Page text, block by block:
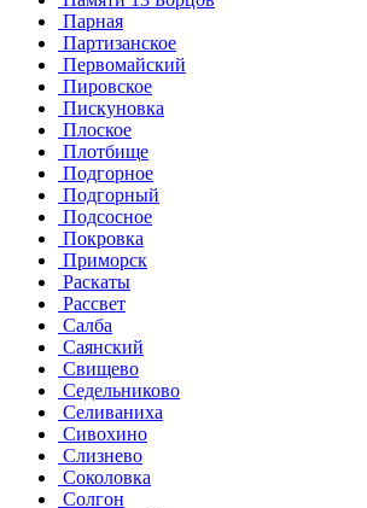
Парная
Партизанское
Первомайский
Пировское
Пискуновка
Плоское
Плотбище
Подгорное
Подгорный
Подсосное
Покровка
Приморск
Раскаты
Рассвет
Салба
Саянский
Свищево
Седельниково
Селиваниха
Сивохино
Слизнево
Соколовка
Солгон